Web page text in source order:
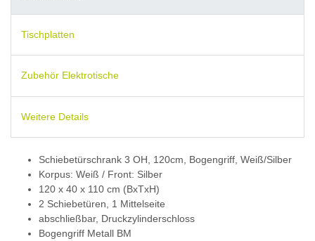
Tischplatten
Zubehör Elektrotische
Weitere Details
Schiebetürschrank 3 OH, 120cm, Bogengriff, Weiß/Silber
Korpus: Weiß / Front: Silber
120 x 40 x 110 cm (BxTxH)
2 Schiebetüren, 1 Mittelseite
abschließbar, Druckzylinderschloss
Bogengriff Metall BM